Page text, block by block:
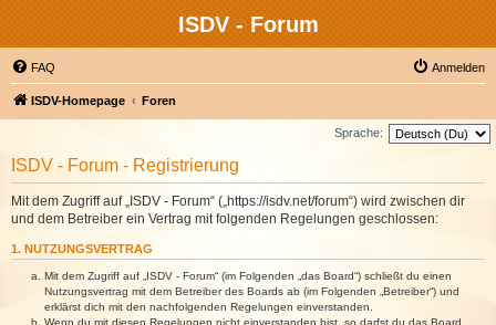
ISDV - Forum
FAQ Anmelden
ISDV-Homepage Foren
Sprache:
ISDV - Forum - Registrierung
Mit dem Zugriff auf „ISDV - Forum“ („https://isdv.net/forum“) wird zwischen dir
und dem Betreiber ein Vertrag mit folgenden Regelungen geschlossen:
1. NUTZUNGSVERTRAG
Mit dem Zugriff auf „ISDV - Forum“ (im Folgenden „das Board“) schließt du einen
Nutzungsvertrag mit dem Betreiber des Boards ab (im Folgenden „Betreiber“) und
erklärst dich mit den nachfolgenden Regelungen einverstanden.
Wenn du mit diesen Regelungen nicht einverstanden bist, so darfst du das Board